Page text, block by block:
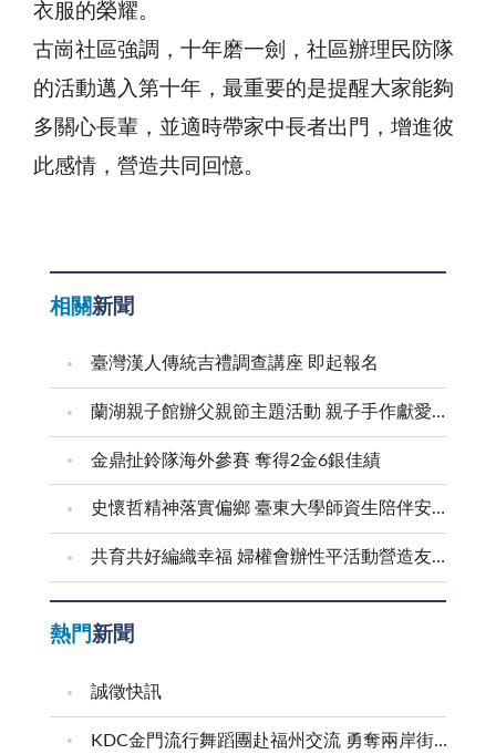
衣服的榮耀。
古崗社區強調，十年磨一劍，社區辦理民防隊
的活動邁入第十年，最重要的是提醒大家能夠
多關心長輩，並適時帶家中長者出門，增進彼
此感情，營造共同回憶。
相關新聞
臺灣漢人傳統吉禮調查講座 即起報名
蘭湖親子館辦父親節主題活動 親子手作獻愛爸爸
金鼎扯鈴隊海外參賽 奪得2金6銀佳績
史懷哲精神落實偏鄉 臺東大學師資生陪伴安瀾學子成長
共育共好編織幸福 婦權會辦性平活動營造友善家庭
熱門新聞
誠徵快訊
KDC金門流行舞蹈團赴福州交流 勇奪兩岸街舞賽三等獎